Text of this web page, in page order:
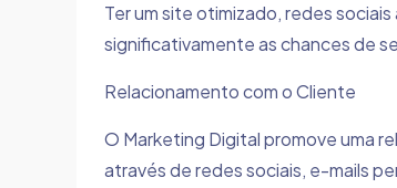
Ter um site otimizado, redes
significativamente as chances de
Relacionamento com o Cliente
O Marketing Digital promove uma
através de redes sociais, e-mails